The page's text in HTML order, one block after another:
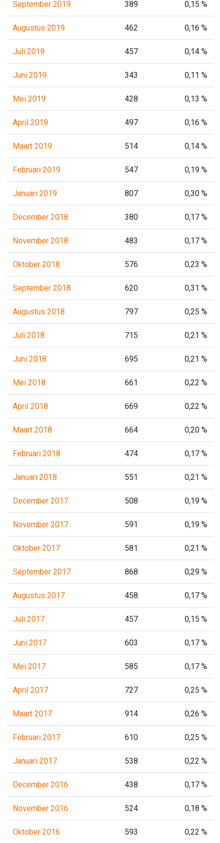
September 2019 389 0,15 %
Augustus 2019 462 0,16 %
Juli 2019 457 0,14 %
Juni 2019 343 0,11 %
Mei 2019 428 0,13 %
April 2019 497 0,16 %
Maart 2019 514 0,14 %
Februari 2019 547 0,19 %
Januari 2019 807 0,30 %
December 2018 380 0,17 %
November 2018 483 0,17 %
Oktober 2018 576 0,23 %
September 2018 620 0,31 %
Augustus 2018 797 0,25 %
Juli 2018 715 0,21 %
Juni 2018 695 0,21 %
Mei 2018 661 0,22 %
April 2018 669 0,22 %
Maart 2018 664 0,20 %
Februari 2018 474 0,17 %
Januari 2018 551 0,21 %
December 2017 508 0,19 %
November 2017 591 0,19 %
Oktober 2017 581 0,21 %
September 2017 868 0,29 %
Augustus 2017 458 0,17 %
Juli 2017 457 0,15 %
Juni 2017 603 0,17 %
Mei 2017 585 0,17 %
April 2017 727 0,25 %
Maart 2017 914 0,26 %
Februari 2017 610 0,25 %
Januari 2017 538 0,22 %
December 2016 438 0,17 %
November 2016 524 0,18 %
Oktober 2016 593 0,22 %